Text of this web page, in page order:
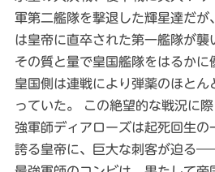
軍第二艦隊を撃退した輝星達だが
は皇帝に直卒された第一艦隊が襲
その質と量で皇国艦隊をはるかに
皇国側は連戦により弾薬のほとん
っていた。 この絶望的な戦況に
強軍師ディアローズは起死回生の
誇る皇帝に、巨大な刺客が迫る